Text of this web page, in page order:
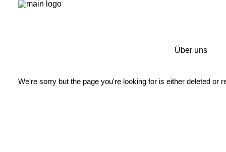
Über uns
We're sorry but the page you're looking for is either deleted or